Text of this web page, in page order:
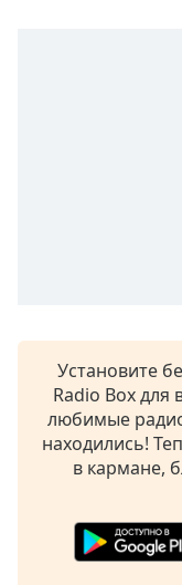
Установите
Radio Box для
любимые
находились!
в кармане,